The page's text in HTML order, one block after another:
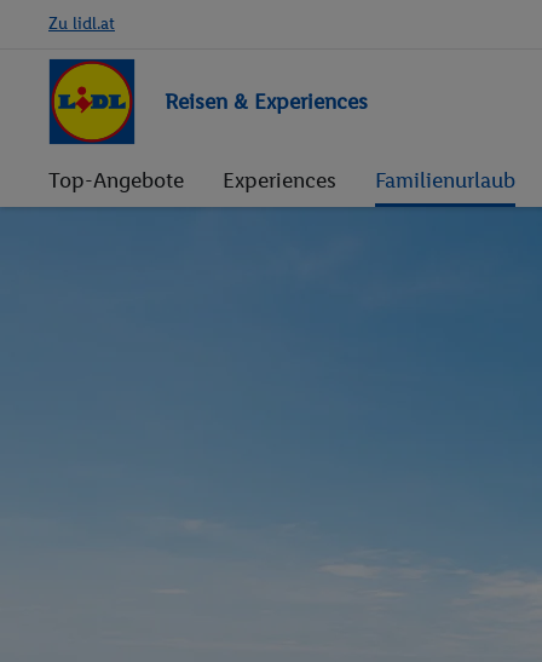
Zu lidl.at
Reisen & Experiences
Top-Angebote Experiences Familienurlaub